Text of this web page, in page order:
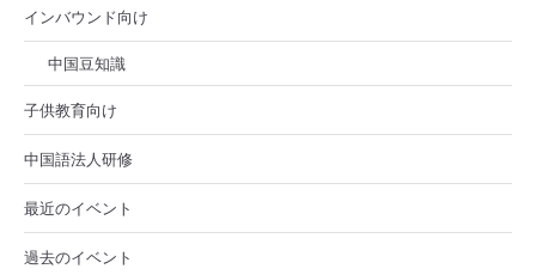
インバウンド向け
中国豆知識
子供教育向け
中国語法人研修
最近のイベント
過去のイベント